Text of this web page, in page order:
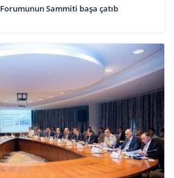
Beynəlxalq Nəqliyyat Forumunun Sammiti başa çatıb